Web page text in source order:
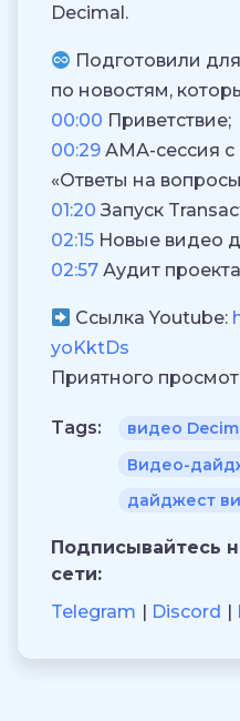
Decimal.
Подготовили
по новостям,
00:00 Приветствие;
00:29 АМА-сессия с
«Ответы на
01:20 Запуск
02:15 Новые видео
02:57 Аудит
Ссылка Youtube:
yoKktDs
Приятного
Tags:
видео
Видео-
дайджест
Подписывайтесь
сети:
Telegram
Discord